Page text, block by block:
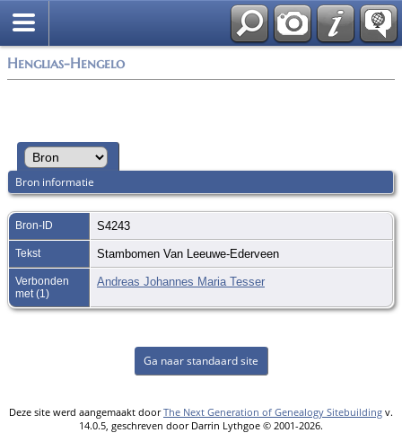
Henglias-Hengelo
Bron informatie
Bron-ID S4243
Tekst Stambomen Van Leeuwe-Ederveen
Verbonden
met (1)
Andreas Johannes Maria Tesser
Ga naar standaard site
Deze site werd aangemaakt doorThe Next Generation of Genealogy Sitebuilding v.
14.0.5, geschreven door Darrin Lythgoe © 2001-2026.